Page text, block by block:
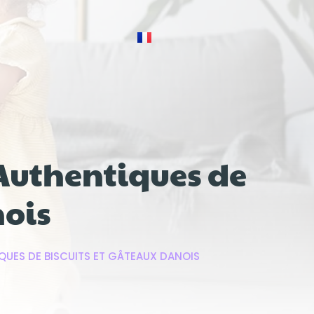
de
DE BISCUITS ET GÂTEAUX DANOIS